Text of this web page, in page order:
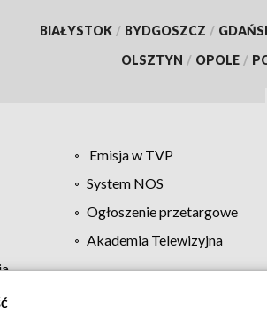
BIAŁYSTOK / BYDGOSZCZ /
OLSZTYN / OPOLE /
Emisja w TVP
System NOS
Ogłoszenie przetargowe
Akademia Telewizyjna